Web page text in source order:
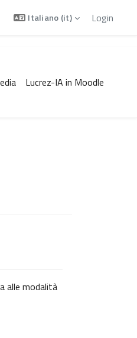
Italiano ‎(it)‎ Login
Lucrez-IA in Moodle
alle modalità